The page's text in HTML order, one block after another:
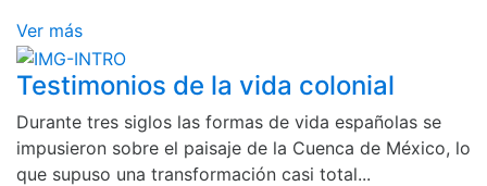
Ver más
Testimonios de la vida colonial
Durante tres siglos las formas de vida españolas se
impusieron sobre el paisaje de la Cuenca de México, lo
que supuso una transformación casi total...